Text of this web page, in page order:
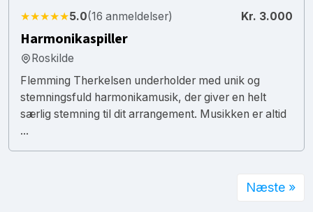
★★★★★5.0(16 anmeldelser) Kr. 3.000
Harmonikaspiller
Roskilde
Flemming Therkelsen underholder med unik og
stemningsfuld harmonikamusik, der giver en helt
særlig stemning til dit arrangement. Musikken er altid
...
Næste »